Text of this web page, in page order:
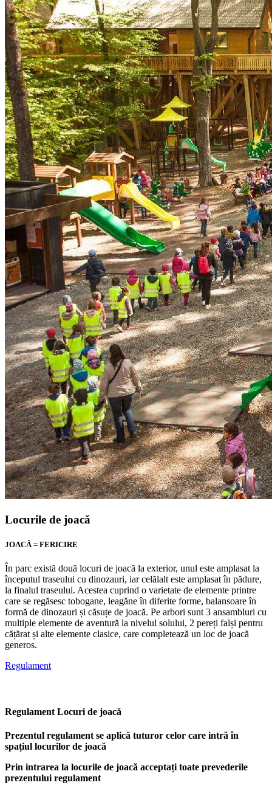
Locurile de joacă
JOACĂ = FERICIRE
În parc există două locuri de joacă la exterior, unul este amplasat la
începutul traseului cu dinozauri, iar celălalt este amplasat în pădure,
la finalul traseului. Acestea cuprind o varietate de elemente printre
care se regăsesc tobogane, leagăne în diferite forme, balansoare în
formă de dinozauri și căsuțe de joacă. Pe arbori sunt 3 ansambluri cu
multiple elemente de aventură la nivelul solului, 2 pereți falși pentru
cățărat și alte elemente clasice, care completează un loc de joacă
generos.
Regulament
Regulament Locuri de joacă
Prezentul regulament se aplică tuturor celor care intră în
spațiul locurilor de joacă
Prin intrarea la locurile de joacă acceptați toate prevederile
prezentului regulament